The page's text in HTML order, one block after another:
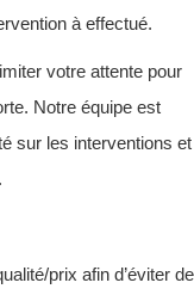
à effectué.
votre attente pour
Notre équipe est
sur les interventions et
prix afin d’éviter de